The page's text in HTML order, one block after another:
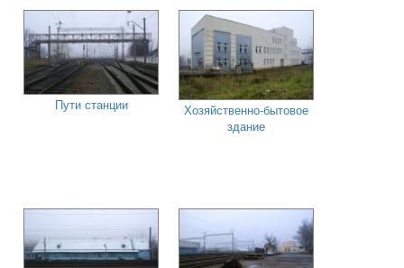
Пути станции
Хозяйственно-бытовое
здание